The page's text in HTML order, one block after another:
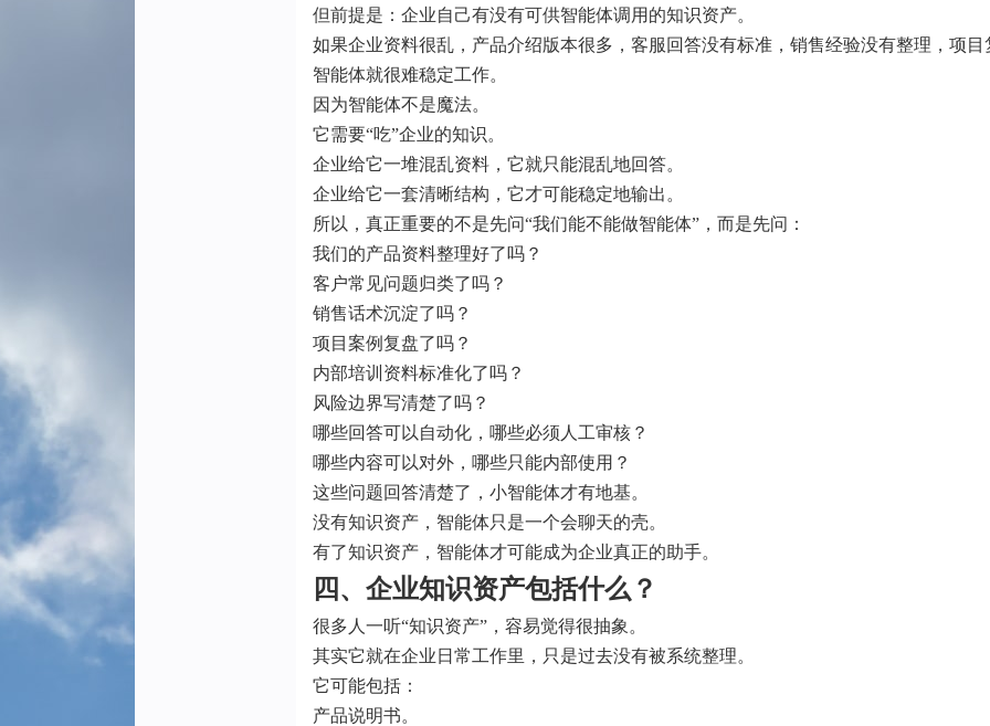
但前提是：企业自己有没有可供智能体调用的知识资产。
如果企业资料很乱，产品介绍版本很多，客服回答没有标准，销售经验没有整理，项
智能体就很难稳定工作。
因为智能体不是魔法。
它需要“吃”企业的知识。
企业给它一堆混乱资料，它就只能混乱地回答。
企业给它一套清晰结构，它才可能稳定地输出。
所以，真正重要的不是先问“我们能不能做智能体”，而是先问：
我们的产品资料整理好了吗？
客户常见问题归类了吗？
销售话术沉淀了吗？
项目案例复盘了吗？
内部培训资料标准化了吗？
风险边界写清楚了吗？
哪些回答可以自动化，哪些必须人工审核？
哪些内容可以对外，哪些只能内部使用？
这些问题回答清楚了，小智能体才有地基。
没有知识资产，智能体只是一个会聊天的壳。
有了知识资产，智能体才可能成为企业真正的助手。
四、企业知识资产包括什么？
很多人一听“知识资产”，容易觉得很抽象。
其实它就在企业日常工作里，只是过去没有被系统整理。
它可能包括：
产品说明书。